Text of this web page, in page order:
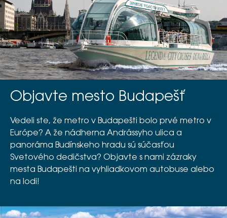
Objavte mesto Budapešť
Vedeli ste, že metro v Budapešti bolo prvé metro v
Európe? A že nádherna Andrássyho ulica a
panoráma Budínskeho hradu sú súčasťou
Svetového dedičstva? Objavte s nami zázraky
mesta Budapešti na vyhliadkovom autobuse alebo
na lodi!